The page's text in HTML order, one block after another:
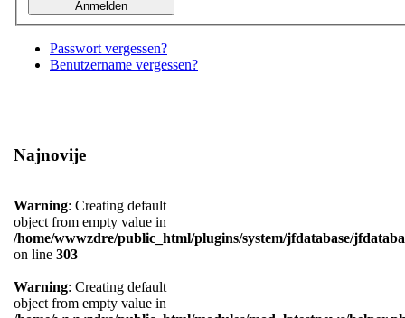
Passwort vergessen?
Benutzername vergessen?
Najnovije
Warning: Creating default
object from empty value in
/home/wwwzdre/public_html/plugins/system/jfdatabase/
on line 303
Warning: Creating default
object from empty value in